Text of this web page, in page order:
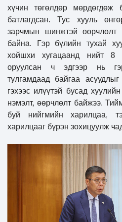
хүчин төгөлдөр мөрдөгдөж
батлагдсан. Тус хууль
зарчмын шинжтэй өөрчлөлт
байна. Гэр бүлийн тухай
хойшхи хугацаанд нийт 8
оруулсан ч эдгээр нь
тулгамдаад байгаа
гэхээс илүүтэй бусад
нэмэлт, өөрчлөлт байжээ.
буй нийгмийн харилцаа,
харилцааг бүрэн зохицуулж